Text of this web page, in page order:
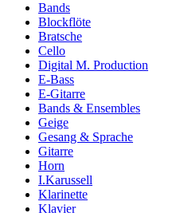
Bands
Blockflöte
Bratsche
Cello
Digital M. Production
E-Bass
E-Gitarre
Bands & Ensembles
Geige
Gesang & Sprache
Gitarre
Horn
I.Karussell
Klarinette
Klavier